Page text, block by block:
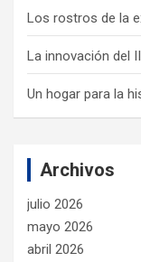
Los rostros de la
La innovación del
Un hogar para la
Archivos
julio 2026
mayo 2026
abril 2026